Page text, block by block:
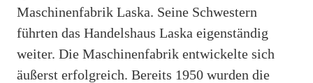
Maschinenfabrik Laska. Seine Schwestern
führten das Handelshaus Laska eigenständig
weiter. Die Maschinenfabrik entwickelte sich
äußerst erfolgreich. Bereits 1950 wurden die